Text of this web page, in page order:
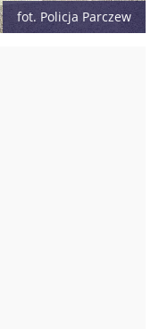
fot. Policja Parczew